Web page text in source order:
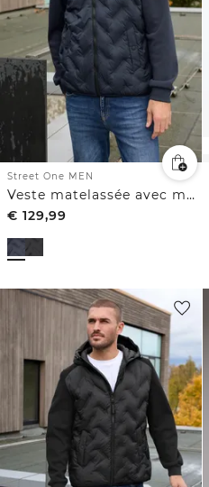
Street One MEN
Veste matelassée avec manches en sweat
€ 129,99